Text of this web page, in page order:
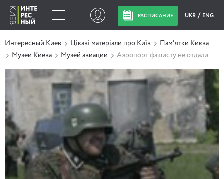
РАСПИСАНИЕ UKR ENG
Интересный Киев Цікаві матеріали про Київ
Пам'ятки Києва
Музеи Киева
Музей авиации Аэропорт фашисту не отдали